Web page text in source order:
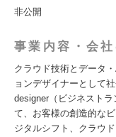
非公開
事業内容・会
クラウド技術とデータ
ョンデザイナーとして
designer（ビジネスト
て、お客様の創造的な
ジタルシフト、クラウ